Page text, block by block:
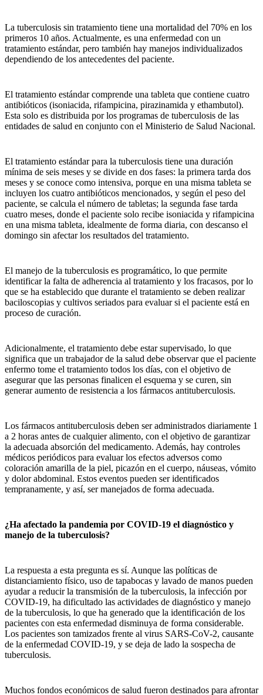
La tuberculosis sin tratamiento tiene una mortalidad del 70% en los
primeros 10 años. Actualmente, es una enfermedad con un
tratamiento estándar, pero también hay manejos individualizados
dependiendo de los antecedentes del paciente.
El tratamiento estándar comprende una tableta que contiene cuatro
antibióticos (isoniacida, rifampicina, pirazinamida y ethambutol).
Esta solo es distribuida por los programas de tuberculosis de las
entidades de salud en conjunto con el Ministerio de Salud Nacional.
El tratamiento estándar para la tuberculosis tiene una duración
mínima de seis meses y se divide en dos fases: la primera tarda dos
meses y se conoce como intensiva, porque en una misma tableta se
incluyen los cuatro antibióticos mencionados, y según el peso del
paciente, se calcula el número de tabletas; la segunda fase tarda
cuatro meses, donde el paciente solo recibe isoniacida y rifampicina
en una misma tableta, idealmente de forma diaria, con descanso el
domingo sin afectar los resultados del tratamiento.
El manejo de la tuberculosis es programático, lo que permite
identificar la falta de adherencia al tratamiento y los fracasos, por lo
que se ha establecido que durante el tratamiento se deben realizar
baciloscopias y cultivos seriados para evaluar si el paciente está en
proceso de curación.
Adicionalmente, el tratamiento debe estar supervisado, lo que
significa que un trabajador de la salud debe observar que el paciente
enfermo tome el tratamiento todos los días, con el objetivo de
asegurar que las personas finalicen el esquema y se curen, sin
generar aumento de resistencia a los fármacos antituberculosis.
Los fármacos antituberculosis deben ser administrados diariamente 1
a 2 horas antes de cualquier alimento, con el objetivo de garantizar
la adecuada absorción del medicamento. Además, hay controles
médicos periódicos para evaluar los efectos adversos como
coloración amarilla de la piel, picazón en el cuerpo, náuseas, vómito
y dolor abdominal. Estos eventos pueden ser identificados
tempranamente, y así, ser manejados de forma adecuada.
¿Ha afectado la pandemia por COVID-19 el diagnóstico y
manejo de la tuberculosis?
La respuesta a esta pregunta es sí. Aunque las políticas de
distanciamiento físico, uso de tapabocas y lavado de manos pueden
ayudar a reducir la transmisión de la tuberculosis, la infección por
COVID-19, ha dificultado las actividades de diagnóstico y manejo
de la tuberculosis, lo que ha generado que la identificación de los
pacientes con esta enfermedad disminuya de forma considerable.
Los pacientes son tamizados frente al virus SARS-CoV-2, causante
de la enfermedad COVID-19, y se deja de lado la sospecha de
tuberculosis.
Muchos fondos económicos de salud fueron destinados para afrontar